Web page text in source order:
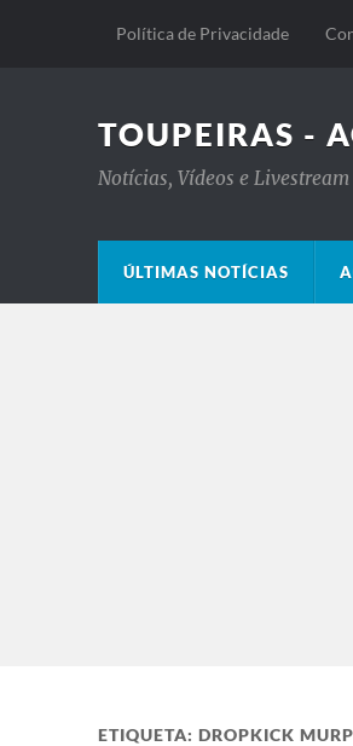
Política de Privacidade
TOUPEIRAS -
Notícias, Vídeos e
ÚLTIMAS NOTÍCIAS
ETIQUETA: DROPKICK